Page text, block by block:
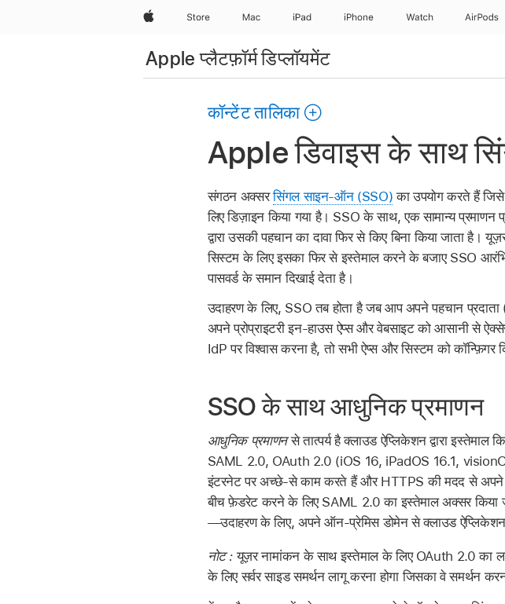
AppleStore Mac iPad iPhone Watch AirPods
Apple प्लैटफ़ॉर्म डिप्लॉयमेंट
कॉन्टेंट तालिका
Apple डिवाइस के साथ
संगठन अक्सरसिंगल साइन-ऑन (SSO) का उपयोग करते हैं
लिए डिज़ाइन किया गया है। SSO के साथ, एक सामान्य
द्वारा उसकी पहचान का दावा फिर से किए बिना किया जाता
सिस्टम के लिए इसका फिर से इस्तेमाल करने के बजाए SSO
पासवर्ड के समान दिखाई देता है।
उदाहरण के लिए, SSO तब होता है जब आप अपने पहचान प्रदाता
अपने प्रोप्राइटरी इन-हाउस ऐप्स और वेबसाइट को आसानी से
IdP पर विश्वास करना है, तो सभी ऐप्स और सिस्टम को कॉन्फ़िगर
SSO के साथ आधुनिक प्रमाणन
आधुनिक प्रमाणनसे तात्पर्य है क्लाउड ऐप्लिकेशन द्वारा इस्तेमाल
SAML 2.0, OAuth 2.0 (iOS 16, iPadOS 16.1,
इंटरनेट पर अच्छे-से काम करते हैं और HTTPS की मदद से
बीच फ़ेडरेट करने के लिए SAML 2.0 का इस्तेमाल अक्सर किया
—उदाहरण के लिए, अपने ऑन-प्रेमिस डोमेन से क्लाउड
नोट :यूज़र नामांकन के साथ इस्तेमाल के लिए OAuth 2.0 का
के लिए सर्वर साइड समर्थन लागू करना होगा जिसका वे समर्थन